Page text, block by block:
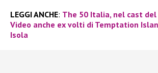
LEGGI ANCHE: The 50 Italia, nel cast
Video anche ex volti di Temptation
Isola